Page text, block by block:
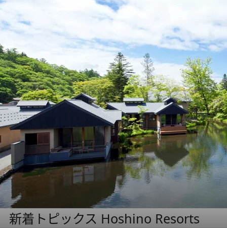
新着トピックス Hoshino Resorts